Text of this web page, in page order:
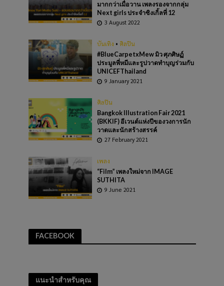
มากกว่าเมื่อวาน เพลงรองจากกลุ่ม
Next girls ประจำซิงเกิ้ลที่ 12
3 August 2022
บันเทิง • ศิลปิน
#BlueCarpetxMew มิว ศุภศิษฏ์
ประมูลพี่หมีและรูปวาดทำบุญร่วมกับ
UNICEFThailand
9 January 2021
ศิลปิน
Bangkok Illustration Fair 2021
(BKKIF) อีเวนต์แห่งปีของวงการนัก
วาดและนักสร้างสรรค์
27 February 2021
เพลง
“Film” เพลงใหม่จาก IMAGE
SUTHITA
9 June 2021
FACEBOOK
แนะนำสำหรับคุณ